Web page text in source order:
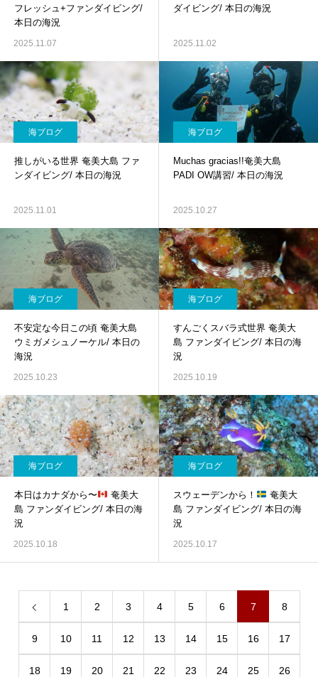
フレッシュ+ファンダイビング/
本日の海況
2025.11.07
ダイビング/ 本日の海況
2025.11.02
海ブログ
推しがいる世界 奄美大島 ファ
ンダイビング/ 本日の海況
2025.11.01
海ブログ
Muchas gracias!!奄美大島
PADI OW講習/ 本日の海況
2025.10.27
海ブログ
不安定な今日この頃 奄美大島
ウミガメシュノーケル/ 本日の
海況
2025.10.23
海ブログ
すんごくスバラ式世界 奄美大
島 ファンダイビング/ 本日の海
況
2025.10.19
海ブログ
本日はカナダから〜
奄美大
島 ファンダイビング/ 本日の海
況
2025.10.18
海ブログ
スウェーデンから！
奄美大
島 ファンダイビング/ 本日の海
況
2025.10.17
1 2 3 4 5 6 7 8
9 10 11 12 13 14 15 16 17
18 19 20 21 22 23 24 25 26